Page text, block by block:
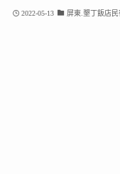
2022-05-13 屏東.墾丁飯店民